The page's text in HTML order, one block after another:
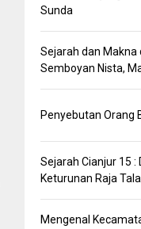
Sunda
Sejarah dan Makna
Semboyan Nista,
Penyebutan Orang
Sejarah Cianjur 15 :
Keturunan Raja
Mengenal